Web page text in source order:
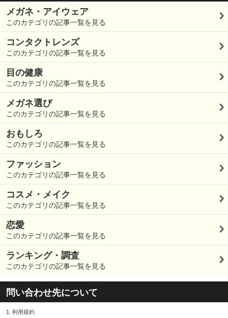
メガネ・アイウェア
このカテゴリの記事一覧を見る
コンタクトレンズ
このカテゴリの記事一覧を見る
目の健康
このカテゴリの記事一覧を見る
メガネ選び
このカテゴリの記事一覧を見る
おもしろ
このカテゴリの記事一覧を見る
ファッション
このカテゴリの記事一覧を見る
コスメ・メイク
このカテゴリの記事一覧を見る
恋愛
このカテゴリの記事一覧を見る
ランキング・調査
このカテゴリの記事一覧を見る
問い合わせ先について
1. 利用規約